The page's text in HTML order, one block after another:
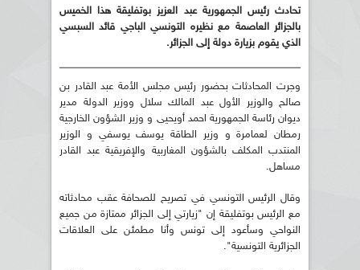
تحادث رئيس الجمهورية عبد العزيز بوتفليقة هذا الخميس
بالجزائر العاصمة مع نظيره التونسي الباجي قائد السبسي
الذي يقوم بزيارة دولة إلى الجزائر.
وجرت المحادثات بحضور رئيس مجلس الأمة عبد القادر بن
صالح والوزير الأول عبد المالك سلال ووزير الدولة مدير
ديوان رئاسة الجمهورية احمد أويحيى و وزير الشؤون الخارجية
رمطان لعمامرة و وزير الطاقة يوسف يوسفي و الوزير
المنتدب المكلف بالشؤون المغاربية والإفريقية عبد القادر
مساهل.
وقال الرئيس التونسي في تصريح للصحافة عقب محادثاته
مع الرئيس بوتفليقة إن "زيارتي إلى الجزائر ممتازة من جميع
النواحي وسأعود إلى تونس وأنا مطمئن على العلاقات
الجزائرية التونسية".